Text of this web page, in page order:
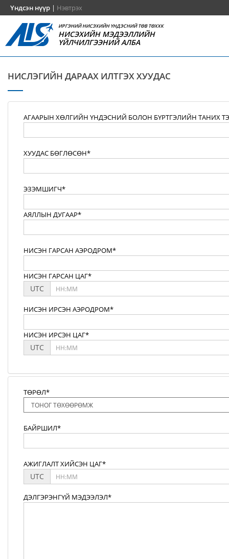
Үндсэн нүүр | Нэвтрэх
ИРГЭНИЙ НИСЭХИЙН ҮНДЭСНИЙ ТӨВ ТӨХХК
НИСЭХИЙН МЭДЭЭЛЛИЙН
ҮЙЛЧИЛГЭЭНИЙ АЛБА
НИСЛЭГИЙН ДАРААХ ИЛТГЭХ ХУУДАС
АГААРЫН ХӨЛГИЙН ҮНДЭСНИЙ БОЛОН БҮРТГЭЛИЙН ТАНИХ
ХУУДАС БӨГЛӨСӨН*
ЭЗЭМШИГЧ*
АЯЛЛЫН ДУГААР*
НИСЭН ГАРСАН АЭРОДРОМ*
НИСЭН ГАРСАН ЦАГ*
UTC
НИСЭН ИРСЭН АЭРОДРОМ*
НИСЭН ИРСЭН ЦАГ*
UTC
ТӨРӨЛ*
БАЙРШИЛ*
АЖИГЛАЛТ ХИЙСЭН ЦАГ*
UTC
ДЭЛГЭРЭНГҮЙ МЭДЭЭЛЭЛ*